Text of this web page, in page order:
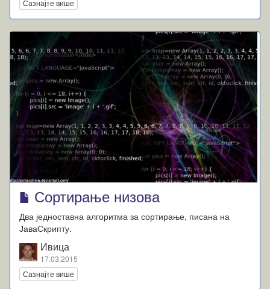
Сазнајте више
Сортирање низова
Два једноставна алгоритма за сортирање, писана на
ЈаваСкрипту.
Ивица
17.03.2015
Сазнајте више